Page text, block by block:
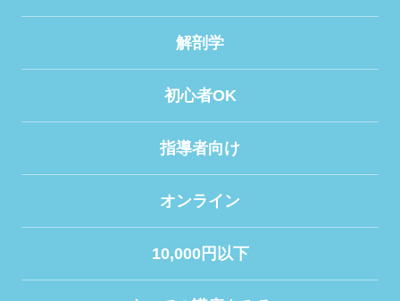
解剖学
初心者OK
指導者向け
オンライン
10,000円以下